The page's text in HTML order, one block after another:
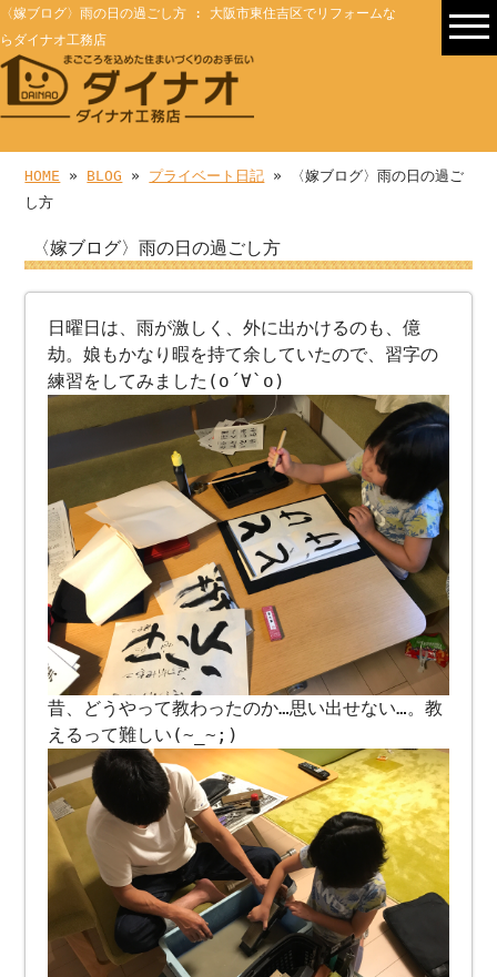
〈嫁ブログ〉雨の日の過ごし方 : 大阪市東住吉区でリフォームな
らダイナオ工務店
HOME » BLOG » プライベート日記 » 〈嫁ブログ〉雨の日の過ご
し方
〈嫁ブログ〉雨の日の過ごし方
日曜日は、雨が激しく、外に出かけるのも、億
劫。娘もかなり暇を持て余していたので、習字の
練習をしてみました(о´∀`о)
昔、どうやって教わったのか…思い出せない…。教
えるって難しい(~_~;)